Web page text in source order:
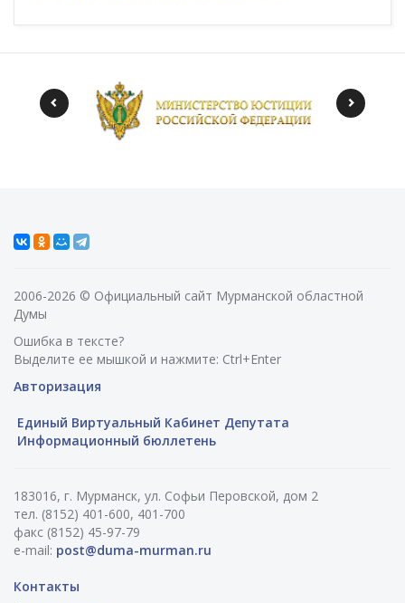
2006-2026 © Официальный сайт Мурманской областной
Думы
Ошибка в тексте?
Выделите ее мышкой и нажмите: Ctrl+Enter
Авторизация
Единый Виртуальный Кабинет Депутата
Информационный бюллетень
183016, г. Мурманск, ул. Софьи Перовской, дом 2
тел. (8152) 401-600, 401-700
факс (8152) 45-97-79
e-mail: post@duma-murman.ru
Контакты